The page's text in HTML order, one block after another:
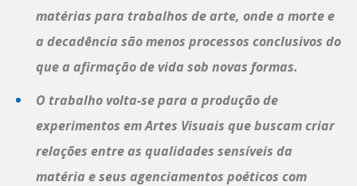
matérias para trabalhos de arte, onde a morte e
a decadência são menos processos conclusivos do
que a afirmação de vida sob novas formas.
O trabalho volta-se para a produção de
experimentos em Artes Visuais que buscam criar
relações entre as qualidades sensíveis da
matéria e seus agenciamentos poéticos com